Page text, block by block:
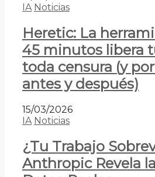
IA Noticias
Heretic: La
45 minutos libera
toda censura (y
antes y después)
15/03/2026
IA Noticias
¿Tu Trabajo
Anthropic Revela